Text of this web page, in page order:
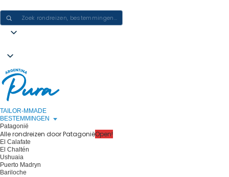
TAILOR-MMADE
BESTEMMINGEN
Patagonië
Alle rondreizen door PatagoniëOpen!
El Calafate
El Chaltén
Ushuaia
Puerto Madryn
Bariloche